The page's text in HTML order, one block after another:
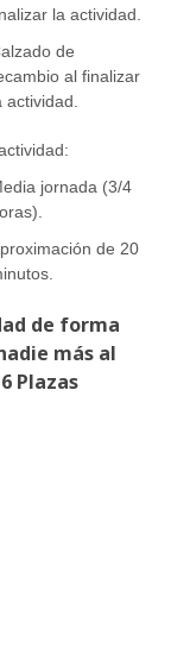
la actividad.
de
al finalizar
actividad.
jornada (3/4
de 20
de forma
más al
Plazas